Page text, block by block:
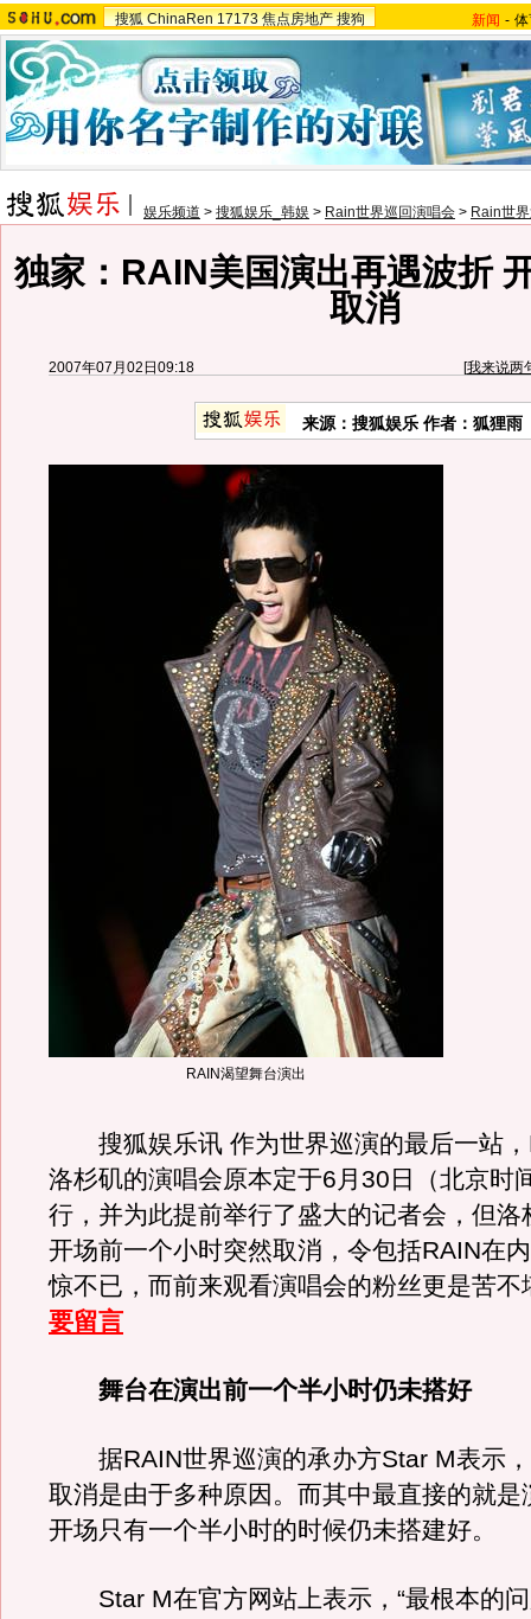
搜狐 ChinaRen 17173 焦点房地产 搜狗 新闻 -
娱乐频道 > 搜狐娱乐_韩娱 > Rain世界巡回演唱会 > Rain世
独家：RAIN美国演出再遇波折
取消
2007年07月02日09:18 [我来说两
来源：搜狐娱乐 作者：狐狸雨
RAIN渴望舞台演出
搜狐娱乐讯 作为世界巡演的最后一站，
洛杉矶的演唱会原本定于6月30日（北京时
行，并为此提前举行了盛大的记者会，但洛
开场前一个小时突然取消，令包括RAIN在
惊不已，而前来观看演唱会的粉丝更是苦
要留言
舞台在演出前一个半小时仍未搭好
据RAIN世界巡演的承办方Star M表示，
取消是由于多种原因。而其中最直接的就是
开场只有一个半小时的时候仍未搭建好。
Star M在官方网站上表示，“最根本的问